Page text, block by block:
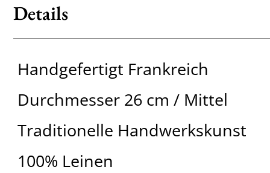
Details
Handgefertigt Frankreich
Durchmesser 26 cm / Mittel
Traditionelle Handwerkskunst
100% Leinen